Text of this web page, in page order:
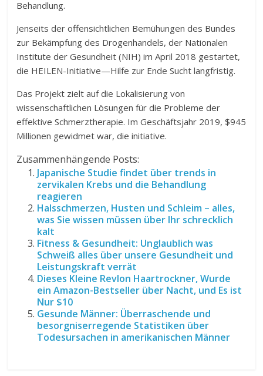
Behandlung.
Jenseits der offensichtlichen Bemühungen des Bundes
zur Bekämpfung des Drogenhandels, der Nationalen
Institute der Gesundheit (NIH) im April 2018 gestartet,
die HEILEN-Initiative—Hilfe zur Ende Sucht langfristig.
Das Projekt zielt auf die Lokalisierung von
wissenschaftlichen Lösungen für die Probleme der
effektive Schmerztherapie. Im Geschäftsjahr 2019, $945
Millionen gewidmet war, die initiative.
Zusammenhängende Posts:
Japanische Studie findet über trends in
zervikalen Krebs und die Behandlung
reagieren
Halsschmerzen, Husten und Schleim – alles,
was Sie wissen müssen über Ihr schrecklich
kalt
Fitness & Gesundheit: Unglaublich was
Schweiß alles über unsere Gesundheit und
Leistungskraft verrät
Dieses Kleine Revlon Haartrockner, Wurde
ein Amazon-Bestseller über Nacht, und Es ist
Nur $10
Gesunde Männer: Überraschende und
besorgniserregende Statistiken über
Todesursachen in amerikanischen Männer